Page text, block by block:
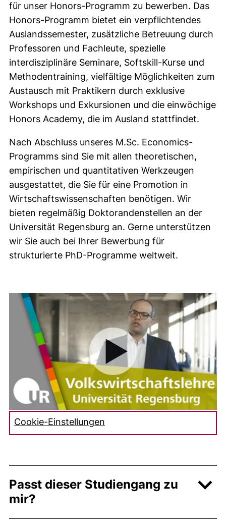
für unser Honors-Programm zu bewerben. Das
Honors-Programm bietet ein verpflichtendes
Auslandssemester, zusätzliche Betreuung durch
Professoren und Fachleute, spezielle
interdisziplinäre Seminare, Softskill-Kurse und
Methodentraining, vielfältige Möglichkeiten zum
Austausch mit Praktikern durch exklusive
Workshops und Exkursionen und die einwöchige
Honors Academy, die im Ausland stattfindet.
Nach Abschluss unseres M.Sc. Economics-
Programms sind Sie mit allen theoretischen,
empirischen und quantitativen Werkzeugen
ausgestattet, die Sie für eine Promotion in
Wirtschaftswissenschaften benötigen. Wir
bieten regelmäßig Doktorandenstellen an der
Universität Regensburg an. Gerne unterstützen
wir Sie auch bei Ihrer Bewerbung für
strukturierte PhD-Programme weltweit.
Cookie-Einstellungen
Passt dieser Studiengang zu
mir?